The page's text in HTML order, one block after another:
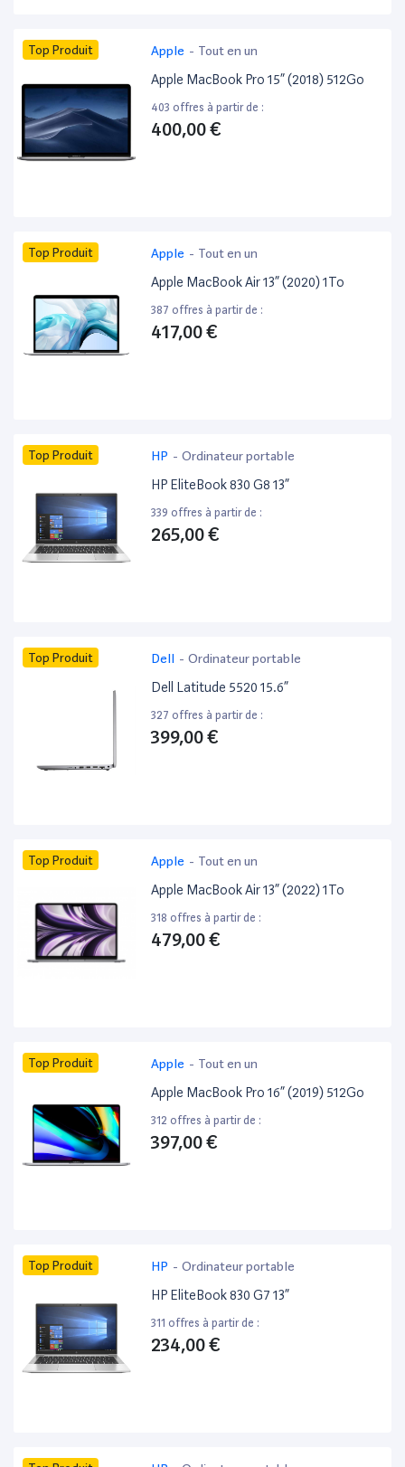
Top Produit Apple - Tout en un
Apple MacBook Pro 15” (2018) 512Go
403 offres à partir de :
400,00 €
Top Produit Apple - Tout en un
Apple MacBook Air 13” (2020) 1To
387 offres à partir de :
417,00 €
Top Produit HP - Ordinateur portable
HP EliteBook 830 G8 13”
339 offres à partir de :
265,00 €
Top Produit Dell - Ordinateur portable
Dell Latitude 5520 15.6”
327 offres à partir de :
399,00 €
Top Produit Apple - Tout en un
Apple MacBook Air 13” (2022) 1To
318 offres à partir de :
479,00 €
Top Produit Apple - Tout en un
Apple MacBook Pro 16” (2019) 512Go
312 offres à partir de :
397,00 €
Top Produit HP - Ordinateur portable
HP EliteBook 830 G7 13”
311 offres à partir de :
234,00 €